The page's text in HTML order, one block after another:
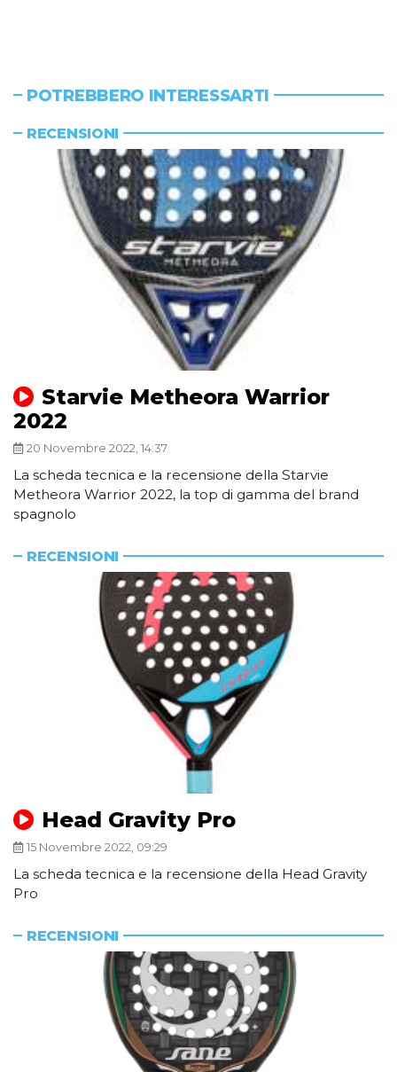
POTREBBERO INTERESSARTI
RECENSIONI
Starvie Metheora Warrior
2022
20 Novembre 2022, 14:37
La scheda tecnica e la recensione della Starvie
Metheora Warrior 2022, la top di gamma del brand
spagnolo
RECENSIONI
Head Gravity Pro
15 Novembre 2022, 09:29
La scheda tecnica e la recensione della Head Gravity
Pro
RECENSIONI